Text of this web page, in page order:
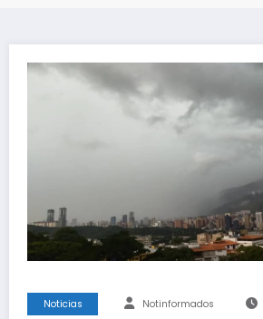
Noticias Notinformados